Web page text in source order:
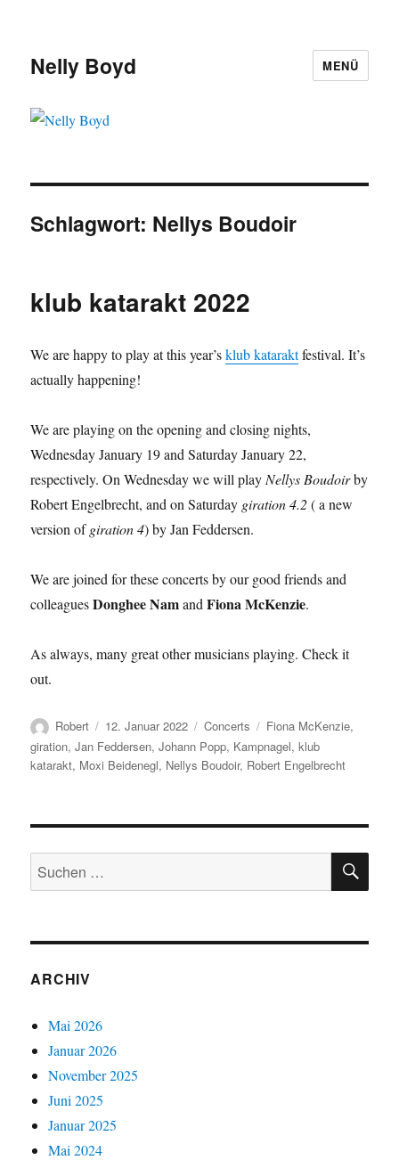
Nelly Boyd MENÜ
Schlagwort: Nellys Boudoir
klub katarakt 2022
We are happy to play at this year’sklub kataraktfestival. It’s
actually happening!
We are playing on the opening and closing nights,
Wednesday January 19 and Saturday January 22,
respectively. On Wednesday we will playNellys Boudoirby
Robert Engelbrecht, and on Saturday giration 4.2( a new
version ofgiration 4) by Jan Feddersen.
We are joined for these concerts by our good friends and
colleaguesDonghee NamandFiona McKenzie.
As always, many great other musicians playing. Check it
out.
Autor
Robert
Veröffentlicht
am
12. Januar 2022 Kategorien
Concerts Schlagwörter
Fiona McKenzie,
giration,Jan Feddersen,Johann Popp, Kampnagel,klub
katarakt, Moxi Beidenegl, Nellys Boudoir, Robert Engelbrecht
Suchen
nach:
ARCHIV
Mai 2026
Januar 2026
November 2025
Juni 2025
Januar 2025
Mai 2024